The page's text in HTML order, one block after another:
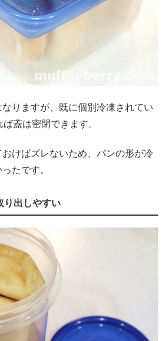
りますが、既に個別冷凍されてい
蓋は密閉できます。
けばズレないため、パンの形が冷
たです。
り出しやすい